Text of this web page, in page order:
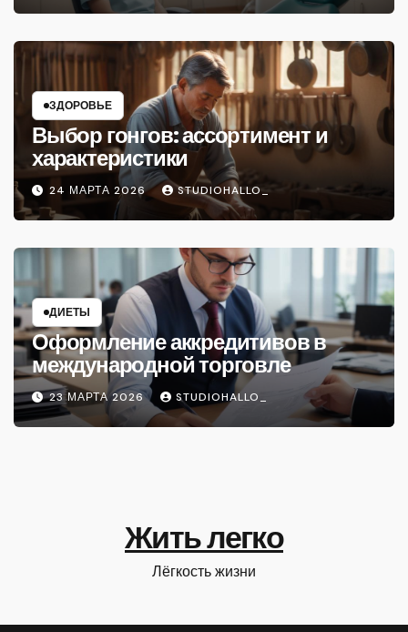
ЗДОРОВЬЕ
Выбор гонгов: ассортимент и
характеристики
24 МАРТА 2026 STUDIOHALLO_
ДИЕТЫ
Оформление аккредитивов в
международной торговле
23 МАРТА 2026 STUDIOHALLO_
Жить легко
Лёгкость жизни